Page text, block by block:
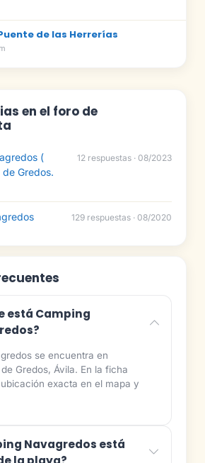
de las Herrerías
en el foro de
(
Gredos.
12 respuestas · 08/2023
129 respuestas · 08/2020
está Camping
se encuentra en
Gredos, Ávila. En la ficha
exacta en el mapa y
Navagredos está